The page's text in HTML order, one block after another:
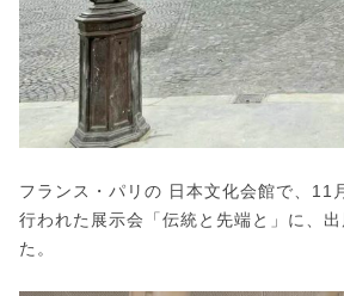
フランス・パリの 日本文化会館で、11
行われた展示会「伝統と先端と」に、
た。